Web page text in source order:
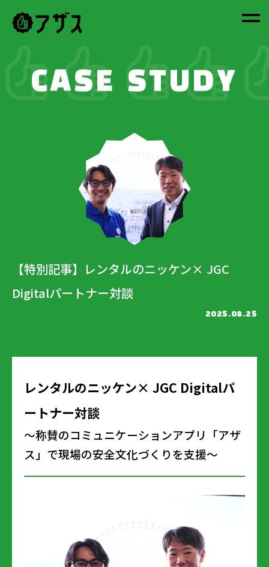
CASE STUDY
【特別記事】レンタルのニッケン× JGC
Digitalパートナー対談
2025.08.25
レンタルのニッケン× JGC Digitalパ
ートナー対談
～称賛のコミュニケーションアプリ「アザ
ス」で現場の安全文化づくりを支援～